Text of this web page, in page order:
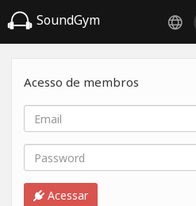
SoundGym
Acesso de membros
Acessar